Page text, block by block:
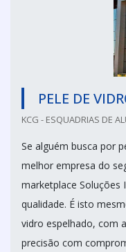
PELE DE
KCG - ESQUADRIAS DE
Se alguém busca por
melhor empresa do
marketplace Soluções
qualidade. É isto
vidro espelhado, com
precisão com